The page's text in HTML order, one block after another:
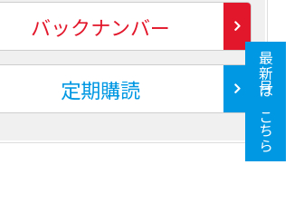
バックナンバー
定期購読 最新号はこちら